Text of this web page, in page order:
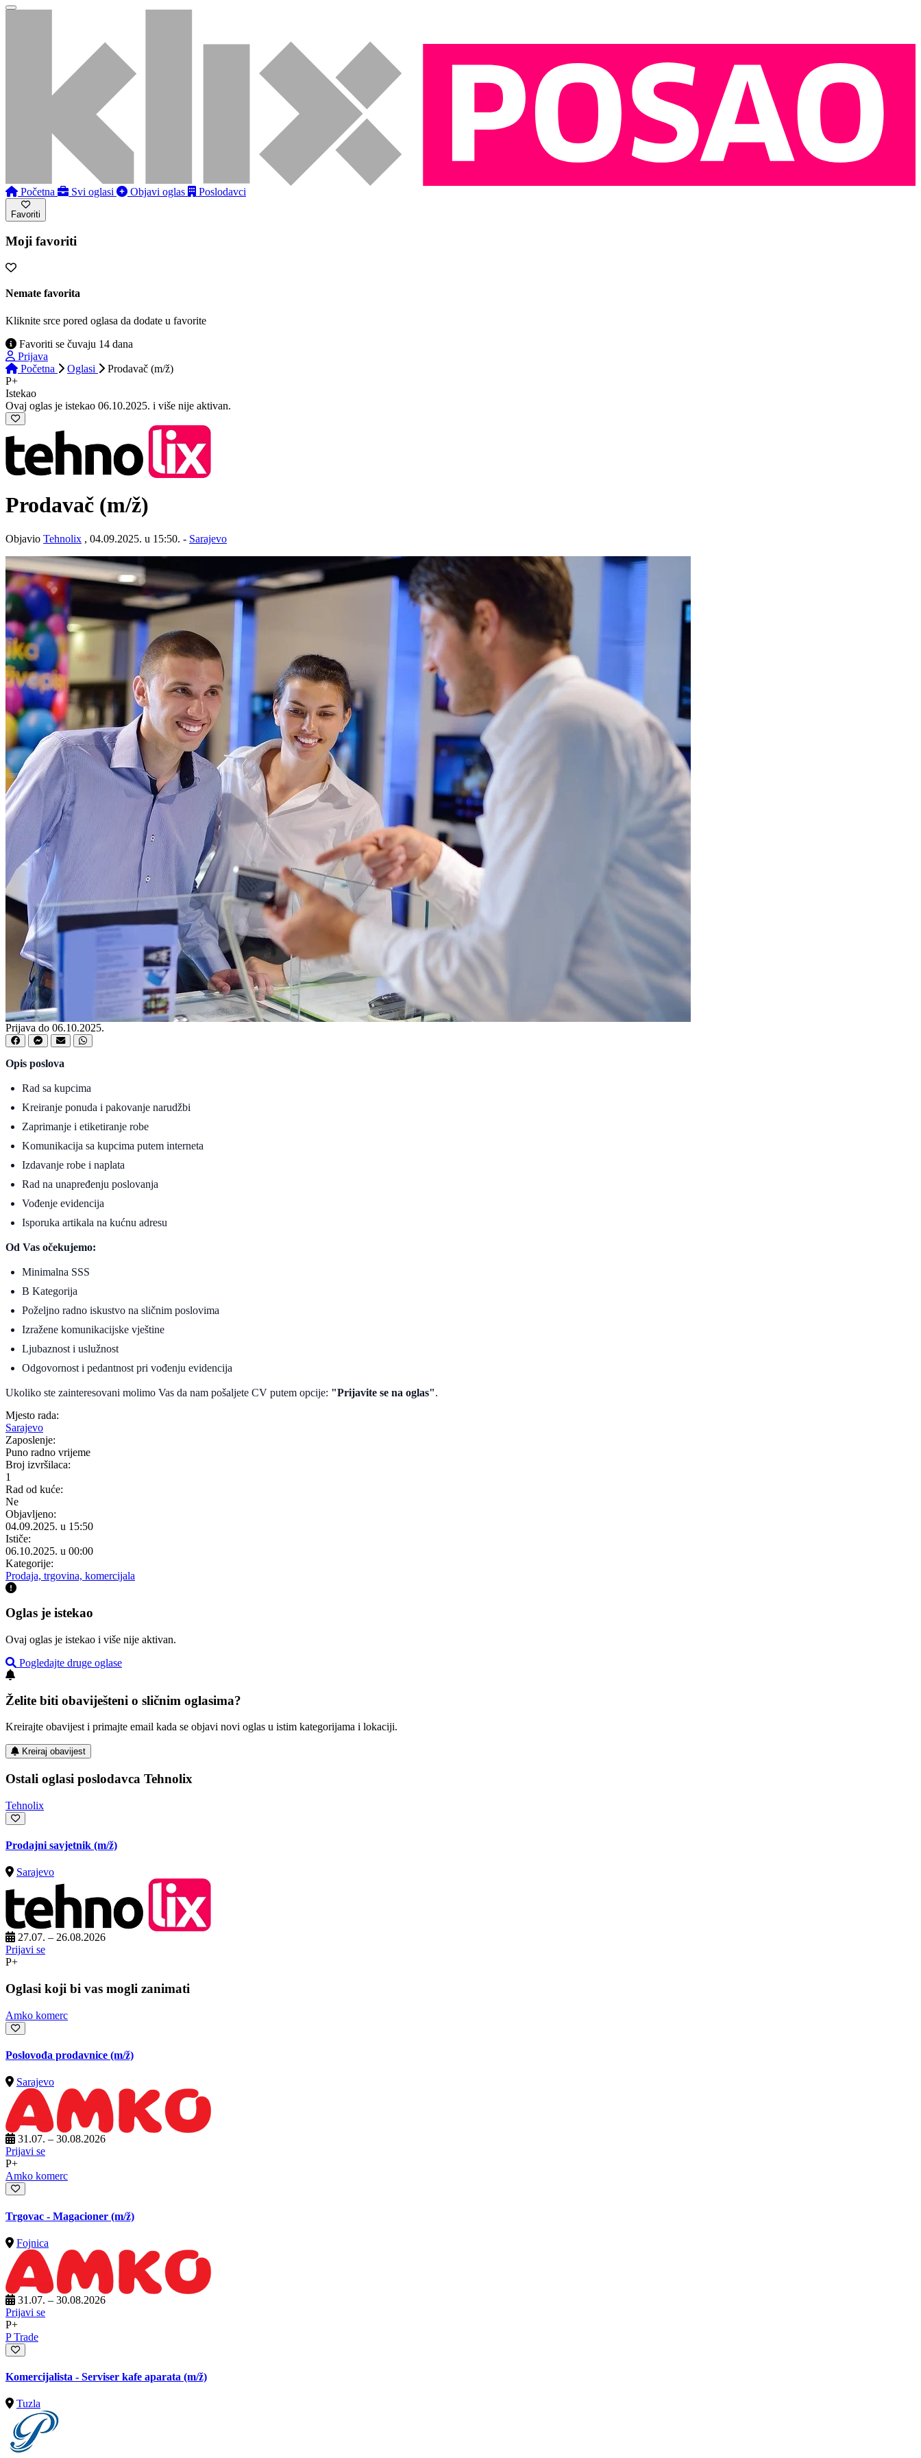
Početna Svi oglasi Objavi oglas Poslodavci
Favoriti
Moji favoriti
Nemate favorita
Kliknite srce pored oglasa da dodate u favorite
Favoriti se čuvaju 14 dana
Prijava
Početna
Oglasi
Prodavač (m/ž)
P+
Istekao
Ovaj oglas je istekao 06.10.2025. i više nije aktivan.
Prodavač (m/ž)
Objavio Tehnolix , 04.09.2025. u 15:50. - Sarajevo
Prijava do 06.10.2025.
Opis poslova
Rad sa kupcima
Kreiranje ponuda i pakovanje narudžbi
Zaprimanje i etiketiranje robe
Komunikacija sa kupcima putem interneta
Izdavanje robe i naplata
Rad na unapređenju poslovanja
Vođenje evidencija
Isporuka artikala na kućnu adresu
Od Vas očekujemo:
Minimalna SSS
B Kategorija
Poželjno radno iskustvo na sličnim poslovima
Izražene komunikacijske vještine
Ljubaznost i uslužnost
Odgovornost i pedantnost pri vođenju evidencija
Ukoliko ste zainteresovani molimo Vas da nam pošaljete CV putem opcije: "Prijavite se na oglas".
Mjesto rada:
Sarajevo
Zaposlenje:
Puno radno vrijeme
Broj izvršilaca:
1
Rad od kuće:
Ne
Objavljeno:
04.09.2025. u 15:50
Ističe:
06.10.2025. u 00:00
Kategorije:
Prodaja, trgovina, komercijala
Oglas je istekao
Ovaj oglas je istekao i više nije aktivan.
Pogledajte druge oglase
Želite biti obaviješteni o sličnim oglasima?
Kreirajte obavijest i primajte email kada se objavi novi oglas u istim kategorijama i lokaciji.
Kreiraj obavijest
Ostali oglasi poslodavca Tehnolix
Tehnolix
Prodajni savjetnik (m/ž)
Sarajevo
27.07. – 26.08.2026
Prijavi se
P+
Oglasi koji bi vas mogli zanimati
Amko komerc
Poslovođa prodavnice (m/ž)
Sarajevo
31.07. – 30.08.2026
Prijavi se
P+
Amko komerc
Trgovac - Magacioner (m/ž)
Fojnica
31.07. – 30.08.2026
Prijavi se
P+
P Trade
Komercijalista - Serviser kafe aparata (m/ž)
Tuzla